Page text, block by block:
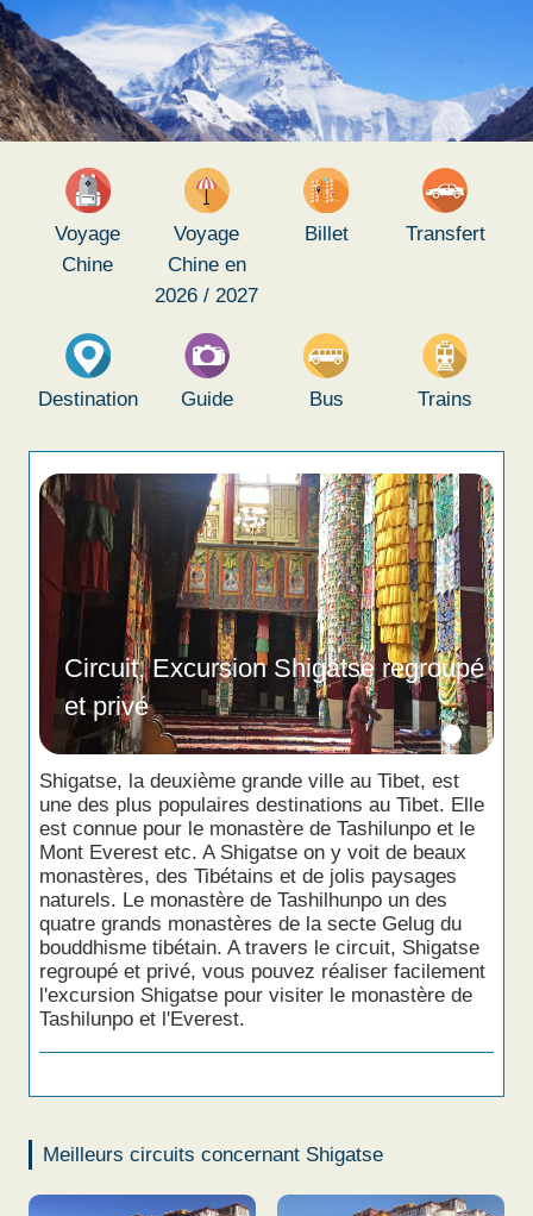
Voyage
Chine
Voyage
Chine en
2026 / 2027
Billet Transfert
Destination Guide Bus Trains
Circuit, Excursion Shigatse regroupé
et privé
Shigatse, la deuxième grande ville au Tibet, est
une des plus populaires destinations au Tibet. Elle
est connue pour le monastère de Tashilunpo et le
Mont Everest etc. A Shigatse on y voit de beaux
monastères, des Tibétains et de jolis paysages
naturels. Le monastère de Tashilhunpo un des
quatre grands monastères de la secte Gelug du
bouddhisme tibétain. A travers le circuit, Shigatse
regroupé et privé, vous pouvez réaliser facilement
l'excursion Shigatse pour visiter le monastère de
Tashilunpo et l'Everest.
Meilleurs circuits concernant Shigatse